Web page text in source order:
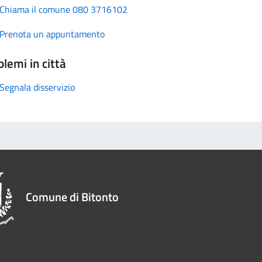
Chiama il comune 080 3716102
Prenota un appuntamento
in città
Segnala disservizio
Comune di Bitonto